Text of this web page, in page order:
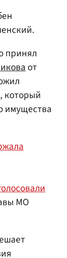
принял
от
который
имущества
МО